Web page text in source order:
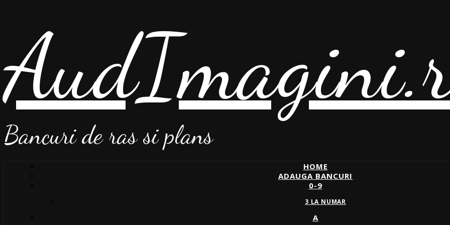
Bancuri de ras si plans
HOME
ADAUGA BANCURI
0-9
3 LA NUMAR
A